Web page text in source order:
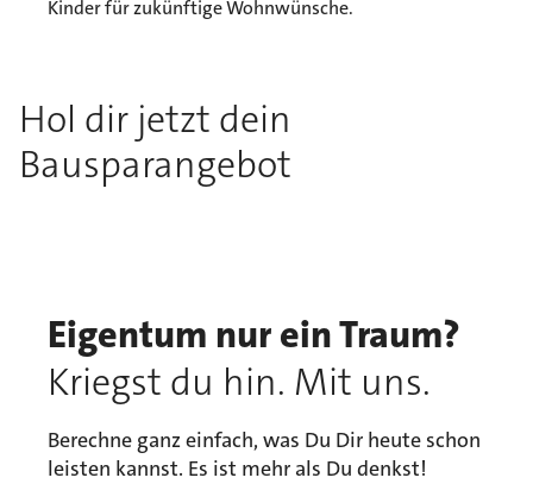
Kinder für zukünftige Wohnwünsche.
Hol dir jetzt dein
Bausparangebot
Eigentum nur ein Traum?
Kriegst du hin. Mit uns.
Berechne ganz einfach, was Du Dir heute schon
leisten kannst. Es ist mehr als Du denkst!